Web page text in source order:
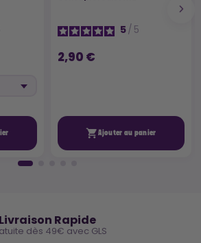
5/ 5
2,90 €
Ajouter au panier
Livraison Rapide
dès 49€ avec GLS